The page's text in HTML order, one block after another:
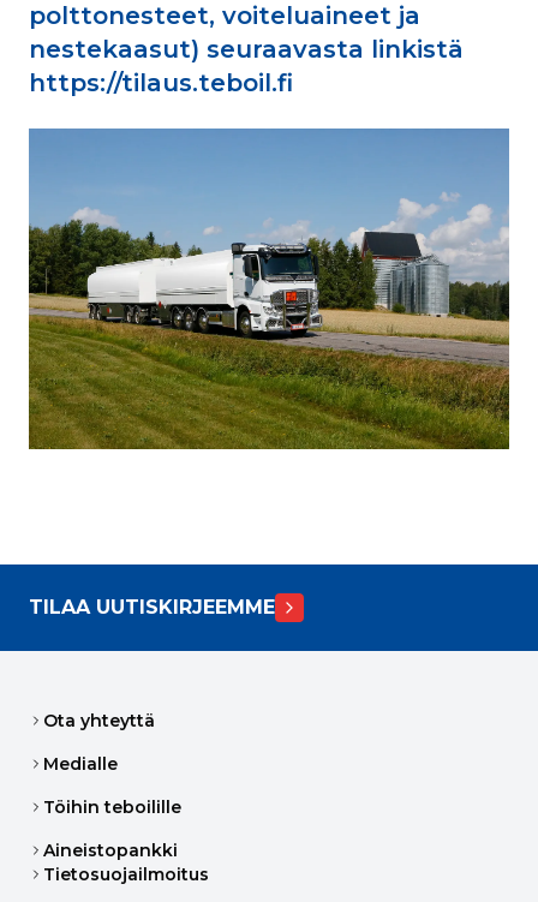
polttonesteet, voiteluaineet ja
nestekaasut) seuraavasta linkistä
https://tilaus.teboil.fi
TILAA UUTISKIRJEEMME
Ota yhteyttä
Medialle
Töihin teboilille
Aineistopankki
Tietosuojailmoitus